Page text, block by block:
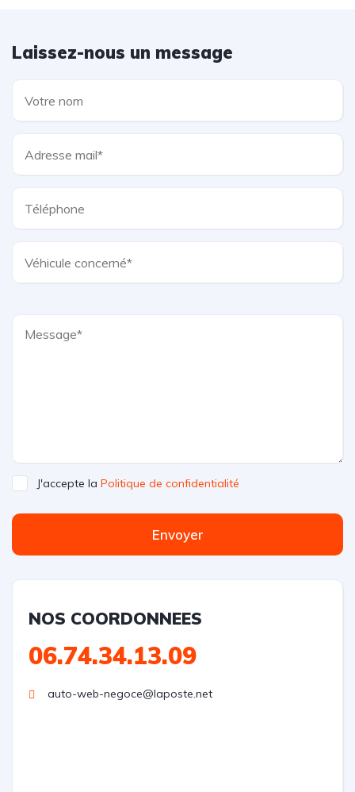
Laissez-nous un message
J'accepte la Politique de confidentialité
Envoyer
NOS COORDONNEES
06.74.34.13.09
auto-web-negoce@laposte.net